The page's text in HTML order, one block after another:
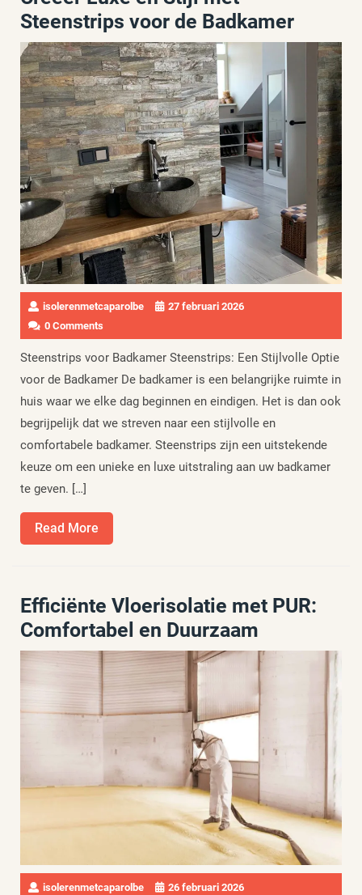
Steenstrips voor de Badkamer
isolerenmetcaparolbe
27 februari 2026
0 Comments
Steenstrips voor Badkamer Steenstrips: Een Stijlvolle Optie
voor de Badkamer De badkamer is een belangrijke ruimte in
huis waar we elke dag beginnen en eindigen. Het is dan ook
begrijpelijk dat we streven naar een stijlvolle en
comfortabele badkamer. Steenstrips zijn een uitstekende
keuze om een unieke en luxe uitstraling aan uw badkamer
te geven. […]
Read More
More
Efficiënte Vloerisolatie met PUR:
Comfortabel en Duurzaam
isolerenmetcaparolbe
26 februari 2026